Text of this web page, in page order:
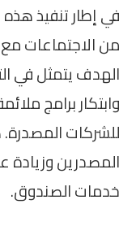
في إطار تنفيذ هذه
من الاجتماعات مع
الهدف يتمثل في
وابتكار برامج
للشركات
المصدرين
خدمات الصندوق.